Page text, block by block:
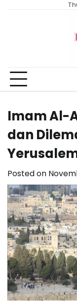
Imam Al-
dan
Posted on